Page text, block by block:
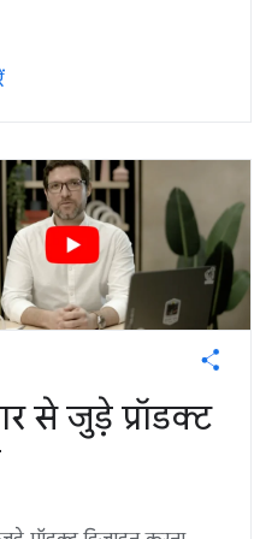
से जुड़े प्रॉडक्ट